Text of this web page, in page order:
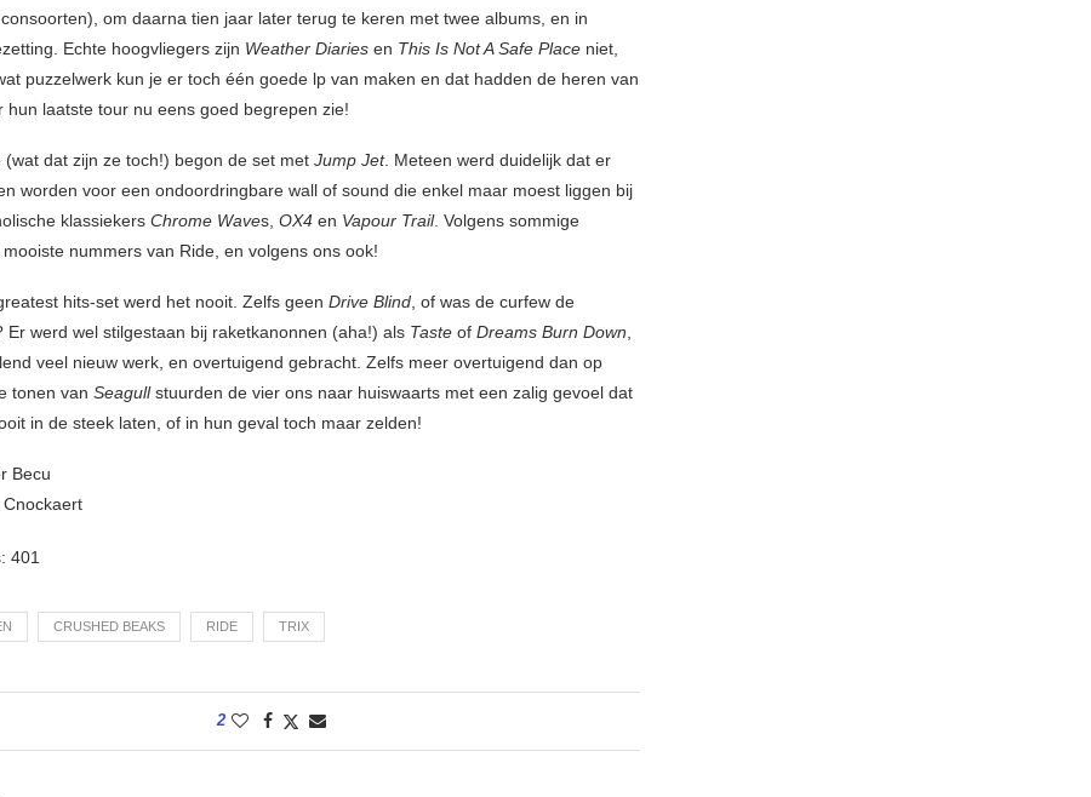
om daarna tien jaar later terug te keren met twee albums, en in
Echte hoogvliegers zijn Weather Diaries en This Is Not A Safe Place niet,
puzzelwerk kun je er toch één goede lp van maken en dat hadden de heren van
hun laatste tour nu eens goed begrepen zie!
(wat dat zijn ze toch!) begon de set met Jump Jet. Meteen werd duidelijk dat er
worden voor een ondoordringbare wall of sound die enkel maar moest liggen bij
klassiekers Chrome Waves, OX4 en Vapour Trail. Volgens sommige
nummers van Ride, en volgens ons ook!
hits-set werd het nooit. Zelfs geen Drive Blind, of was de curfew de
Er werd wel stilgestaan bij raketkanonnen (aha!) als Taste of Dreams Burn Down,
veel nieuw werk, en overtuigend gebracht. Zelfs meer overtuigend dan op
tonen van Seagullstuurden de vier ons naar huiswaarts met een zalig gevoel dat
in de steek laten, of in hun geval toch maar zelden!
Becu
Cnockaert
401
CRUSHED BEAKS RIDE TRIX
2